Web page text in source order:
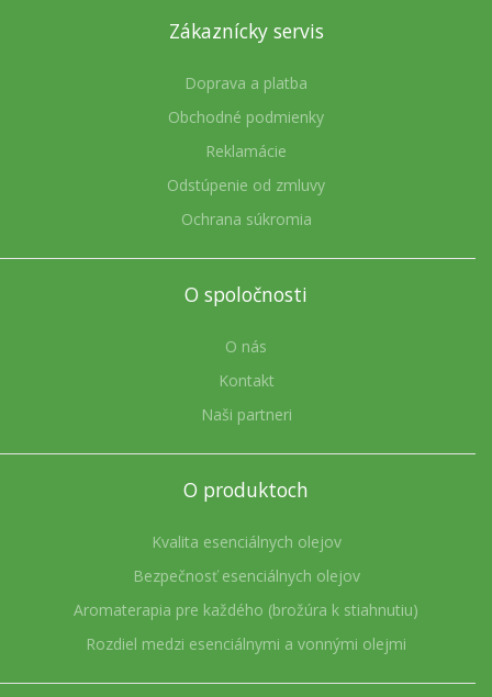
Zákaznícky servis
Doprava a platba
Obchodné podmienky
Reklamácie
Odstúpenie od zmluvy
Ochrana súkromia
O spoločnosti
O nás
Kontakt
Naši partneri
O produktoch
Kvalita esenciálnych olejov
Bezpečnosť esenciálnych olejov
Aromaterapia pre každého (brožúra k stiahnutiu)
Rozdiel medzi esenciálnymi a vonnými olejmi